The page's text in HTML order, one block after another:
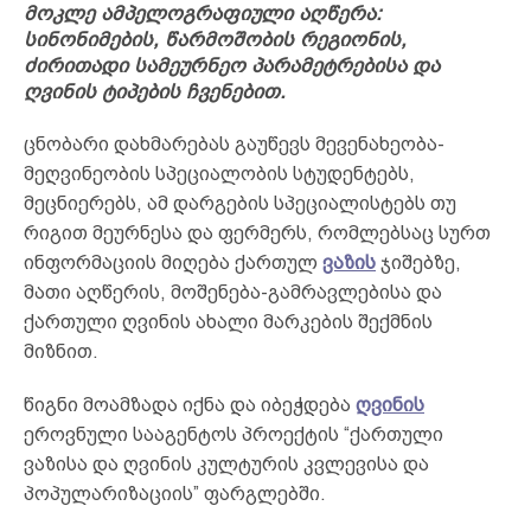
მოკლე ამპელოგრაფიული აღწერა:
სინონიმების, წარმოშობის რეგიონის,
ძირითადი სამეურნეო პარამეტრებისა და
ღვინის ტიპების ჩვენებით.
ცნობარი დახმარებას გაუწევს მევენახეობა-
მეღვინეობის სპეციალობის სტუდენტებს,
მეცნიერებს, ამ დარგების სპეციალისტებს თუ
რიგით მეურნესა და ფერმერს, რომლებსაც სურთ
ინფორმაციის მიღება ქართულ ვაზის ჯიშებზე,
მათი აღწერის, მოშენება-გამრავლებისა და
ქართული ღვინის ახალი მარკების შექმნის
მიზნით.
წიგნი მოამზადა იქნა და იბეჭდება ღვინის
ეროვნული სააგენტოს პროექტის “ქართული
ვაზისა და ღვინის კულტურის კვლევისა და
პოპულარიზაციის” ფარგლებში.